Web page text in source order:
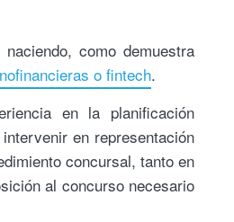
como demuestra
o fintech.
en la planificación
en representación
concursal, tanto en
al concurso necesario